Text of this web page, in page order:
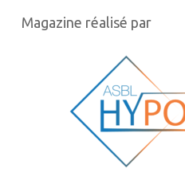
Magazine réalisé par